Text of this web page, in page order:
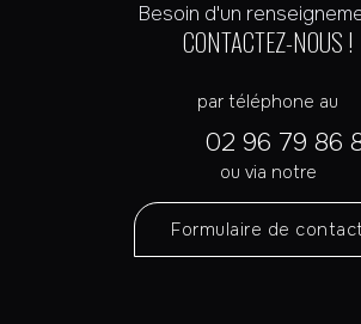
Besoin d'un
CONTACTEZ-NOUS !
par téléphone au
02 96 79 86
ou via notre
Formulaire de contact